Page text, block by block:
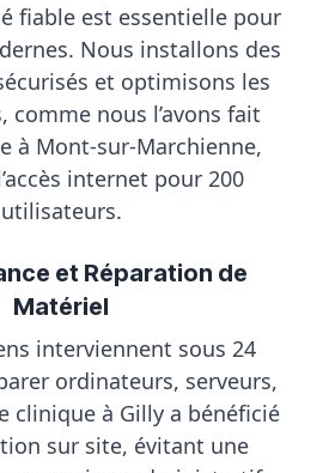
fiable est essentielle pour
Nous installons des
et optimisons les
comme nous l’avons fait
à Mont-sur-Marchienne,
internet pour 200
utilisateurs.
et Réparation de
Matériel
interviennent sous 24
ordinateurs, serveurs,
clinique à Gilly a bénéficié
sur site, évitant une